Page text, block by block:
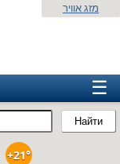
Найти
מזג אוויר
☰
+21°